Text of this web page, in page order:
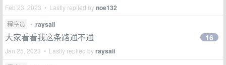
Feb 23, 2023 • Lastly replied bynoe132
程序员 • raysaii
大家看看我这条路通不通
Jan 25, 2023 • Lastly replied byraysaii
16